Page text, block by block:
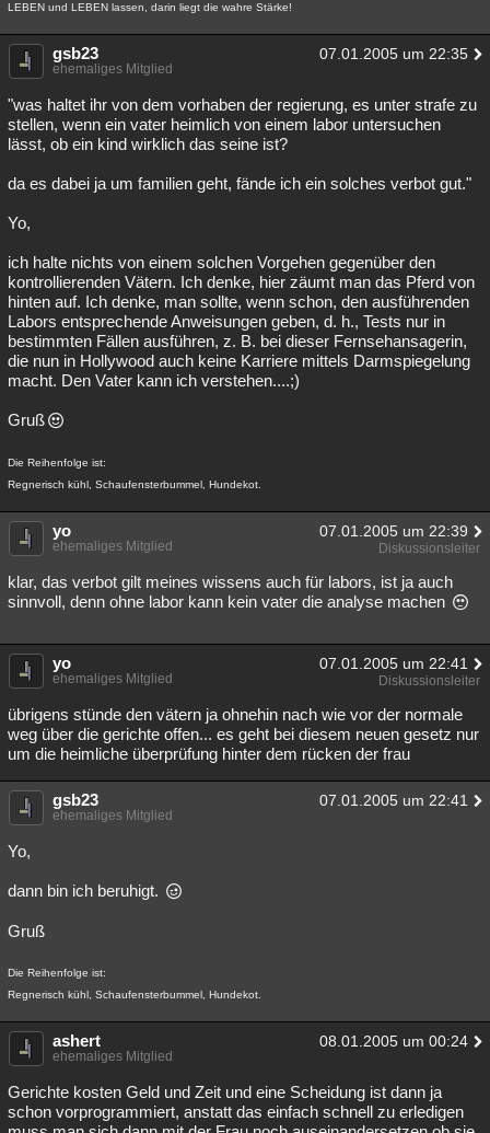
LEBEN und LEBEN lassen, darin liegt die wahre Stärke!
gsb23 07.01.2005 um 22:35
ehemaliges Mitglied
"was haltet ihr von dem vorhaben der regierung, es unter strafe zu
stellen, wenn ein vater heimlich von einem labor untersuchen
lässt, ob ein kind wirklich das seine ist?
da es dabei ja um familien geht, fände ich ein solches verbot gut."
Yo,
ich halte nichts von einem solchen Vorgehen gegenüber den
kontrollierenden Vätern. Ich denke, hier zäumt man das Pferd von
hinten auf. Ich denke, man sollte, wenn schon, den ausführenden
Labors entsprechende Anweisungen geben, d. h., Tests nur in
bestimmten Fällen ausführen, z. B. bei dieser Fernsehansagerin,
die nun in Hollywood auch keine Karriere mittels Darmspiegelung
macht. Den Vater kann ich verstehen....;)
Gruß
Die Reihenfolge ist:
Regnerisch kühl, Schaufensterbummel, Hundekot.
yo 07.01.2005 um 22:39
ehemaliges Mitglied Diskussionsleiter
klar, das verbot gilt meines wissens auch für labors, ist ja auch
sinnvoll, denn ohne labor kann kein vater die analyse machen
yo 07.01.2005 um 22:41
ehemaliges Mitglied Diskussionsleiter
übrigens stünde den vätern ja ohnehin nach wie vor der normale
weg über die gerichte offen... es geht bei diesem neuen gesetz nur
um die heimliche überprüfung hinter dem rücken der frau
gsb23 07.01.2005 um 22:41
ehemaliges Mitglied
Yo,
dann bin ich beruhigt.
Gruß
Die Reihenfolge ist:
Regnerisch kühl, Schaufensterbummel, Hundekot.
ashert 08.01.2005 um 00:24
ehemaliges Mitglied
Gerichte kosten Geld und Zeit und eine Scheidung ist dann ja
schon vorprogrammiert, anstatt das einfach schnell zu erledigen